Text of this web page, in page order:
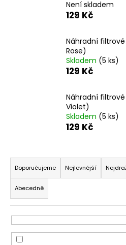
Není skladem
129 Kč
Náhradní filtrové
Rose)
Skladem (5 ks)
129 Kč
Náhradní filtrové
Violet)
Skladem (5 ks)
129 Kč
Ř
a
z
e
n
í
p
Doporučujeme Nejlevnější
Abecedně
ASPIRE
NAUTILUS
BVC
1,8
OHM
46
Kč